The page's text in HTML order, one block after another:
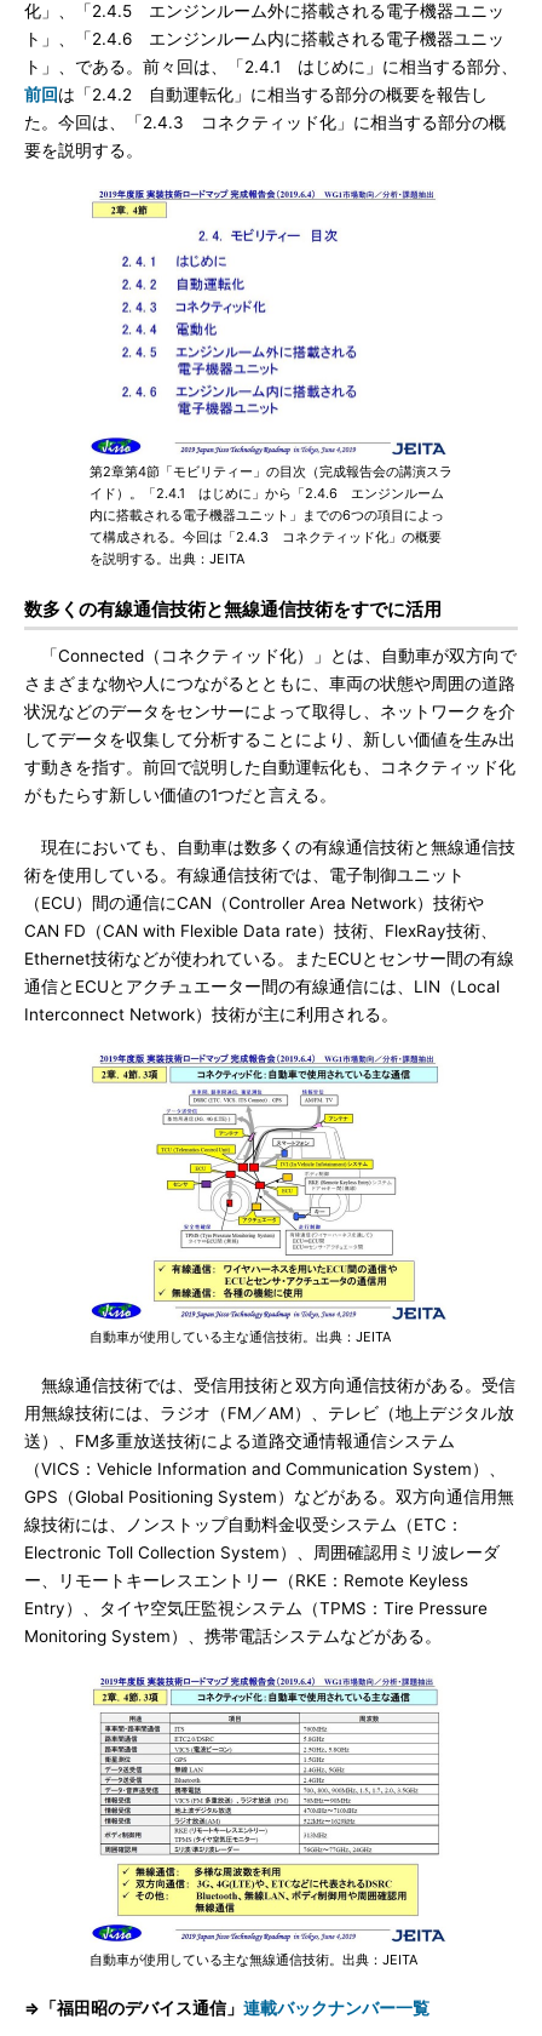
化」、「2.4.5 エンジンルーム外に搭載される電子機器ユニッ
ト」、「2.4.6 エンジンルーム内に搭載される電子機器ユニッ
ト」、である。前々回は、「2.4.1 はじめに」に相当する部分、
前回は「2.4.2 自動運転化」に相当する部分の概要を報告し
た。今回は、「2.4.3 コネクティッド化」に相当する部分の概
要を説明する。
第2章第4節「モビリティー」の目次（完成報告会の講演スラ
イド）。「2.4.1 はじめに」から「2.4.6 エンジンルーム
内に搭載される電子機器ユニット」までの6つの項目によっ
て構成される。今回は「2.4.3 コネクティッド化」の概要
を説明する。出典：JEITA
数多くの有線通信技術と無線通信技術をすでに活用
「Connected（コネクティッド化）」とは、自動車が双方向で
さまざまな物や人につながるとともに、車両の状態や周囲の道路
状況などのデータをセンサーによって取得し、ネットワークを介
してデータを収集して分析することにより、新しい価値を生み出
す動きを指す。前回で説明した自動運転化も、コネクティッド化
がもたらす新しい価値の1つだと言える。
現在においても、自動車は数多くの有線通信技術と無線通信技
術を使用している。有線通信技術では、電子制御ユニット
（ECU）間の通信にCAN（Controller Area Network）技術や
CAN FD（CAN with Flexible Data rate）技術、FlexRay技術、
Ethernet技術などが使われている。またECUとセンサー間の有線
通信とECUとアクチュエーター間の有線通信には、LIN（Local
Interconnect Network）技術が主に利用される。
自動車が使用している主な通信技術。出典：JEITA
無線通信技術では、受信用技術と双方向通信技術がある。受信
用無線技術には、ラジオ（FM／AM）、テレビ（地上デジタル放
送）、FM多重放送技術による道路交通情報通信システム
（VICS：Vehicle Information and Communication System）、
GPS（Global Positioning System）などがある。双方向通信用無
線技術には、ノンストップ自動料金収受システム（ETC：
Electronic Toll Collection System）、周囲確認用ミリ波レーダ
ー、リモートキーレスエントリー（RKE：Remote Keyless
Entry）、タイヤ空気圧監視システム（TPMS：Tire Pressure
Monitoring System）、携帯電話システムなどがある。
自動車が使用している主な無線通信技術。出典：JEITA
⇒「福田昭のデバイス通信」 連載バックナンバー一覧